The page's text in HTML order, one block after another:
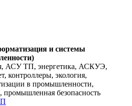
и системы
АСУ ТП, энергетика, АСКУЭ,
контроллеры, экология,
в промышленности,
промышленная безопасность